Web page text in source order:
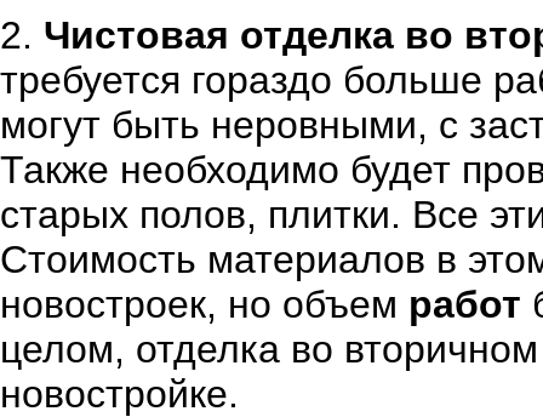
2. Чистовая отделка во
требуется гораздо больше
могут быть неровными, с
Также необходимо будет
старых полов, плитки. Все
Стоимость материалов в
новостроек, но объем работ
целом, отделка во
новостройке.